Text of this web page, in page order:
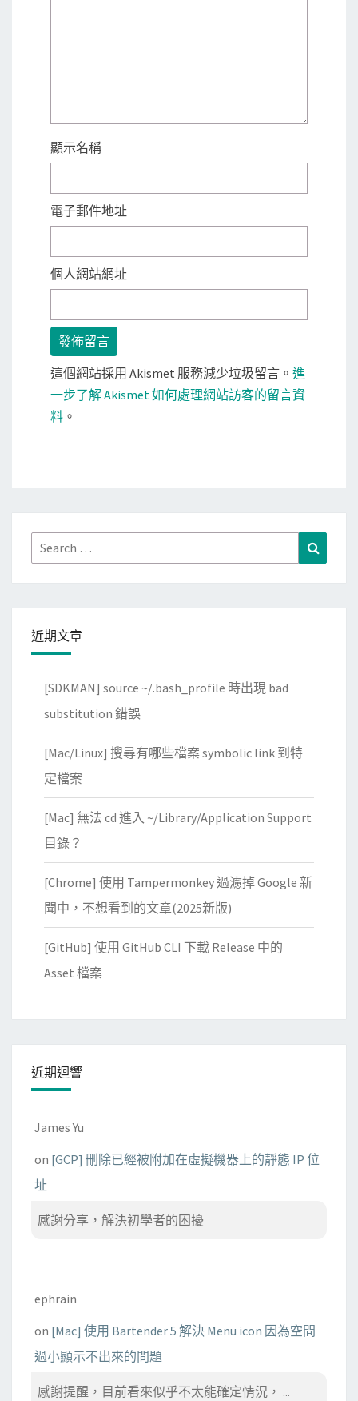
顯示名稱
電子郵件地址
個人網站網址
這個網站採用 Akismet 服務減少垃圾留言。 進
一步了解 Akismet 如何處理網站訪客的留言資
料 。
Search
for:
近期文章
[SDKMAN] source ~/.bash_profile 時出現 bad
substitution 錯誤
[Mac/Linux] 搜尋有哪些檔案 symbolic link 到特
定檔案
[Mac] 無法 cd 進入 ~/Library/Application Support
目錄？
[Chrome] 使用 Tampermonkey 過濾掉 Google 新
聞中，不想看到的文章(2025新版)
[GitHub] 使用 GitHub CLI 下載 Release 中的
Asset 檔案
近期迴響
James Yu
on [GCP] 刪除已經被附加在虛擬機器上的靜態 IP 位
址
感謝分享，解決初學者的困擾
ephrain
on [Mac] 使用 Bartender 5 解決 Menu icon 因為空間
過小顯示不出來的問題
感謝提醒，目前看來似乎不太能確定情況， ...